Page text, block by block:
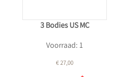
3 Bodies US MC
Voorraad: 1
€ 27,00